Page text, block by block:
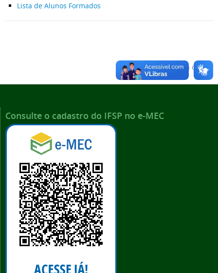
Lista de Alunos Formados
Voltar para o topo
Consulte o cadastro do IFSP no e-MEC